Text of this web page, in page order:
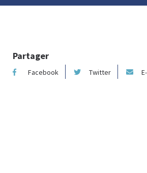
Partager
Facebook Twitter